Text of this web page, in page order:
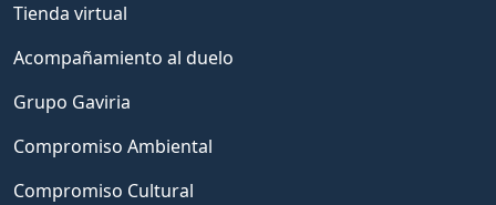
Tienda virtual
Acompañamiento al duelo
Grupo Gaviria
Compromiso Ambiental
Compromiso Cultural